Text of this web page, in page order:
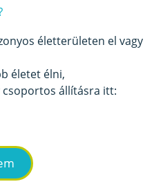
életterületen el vagy
életet élni,
csoportos állításra itt: